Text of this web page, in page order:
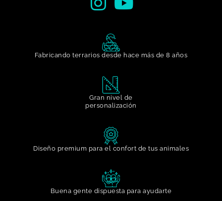
Fabricando terrarios desde hace más de 8 años
Gran nivel de
personalización​
Diseño premium para el confort de tus animales
Buena gente dispuesta para ayudarte​